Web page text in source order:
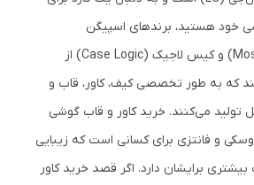
خود هستید، برندهای اسپیگن
(Spigen) موشی (Moshi) و کیس لاجیک (Case Logic) از
که به طور تخصصی کیف، کاور، قاب و
تولید می‌کنند. خرید کاور و قاب گوشی
و فانتزی برای کسانی است که زیبایی
برایشان دارد. اگر قصد خرید کاور